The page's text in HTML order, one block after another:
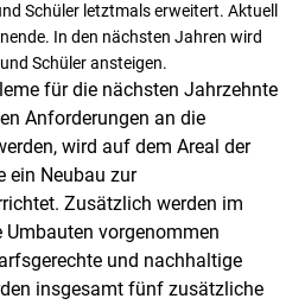
Schüler letztmals erweitert. Aktuell
In den nächsten Jahren wird
Schüler ansteigen.
für die nächsten Jahrzehnte
Anforderungen an die
wird auf dem Areal der
ein Neubau zur
Zusätzlich werden im
vorgenommen
und nachhaltige
insgesamt fünf zusätzliche